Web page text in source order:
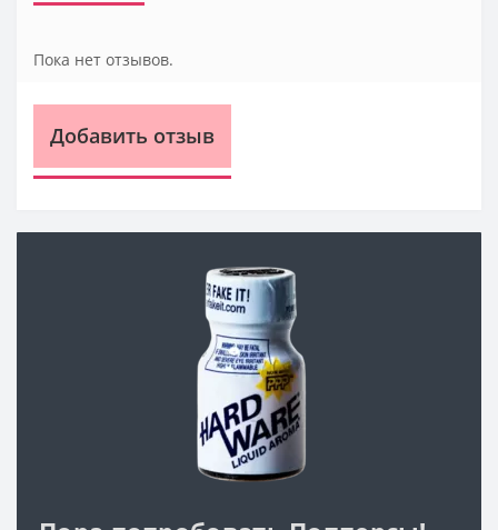
Пока нет отзывов.
Добавить отзыв